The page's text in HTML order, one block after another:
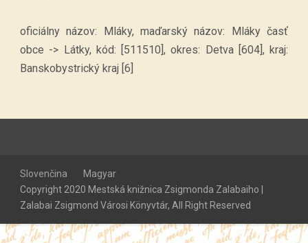
oficiálny názov: Mláky, maďarský názov: Mláky časť
obce -> Látky, kód: [511510], okres: Detva [604], kraj:
Banskobystrický kraj [6]
Slovenčina
Magyar
Copyright 2020 Mestská knižnica Zsigmonda Zalabaiho |
Zalabai Zsigmond Városi Könyvtár, All Right Reserved